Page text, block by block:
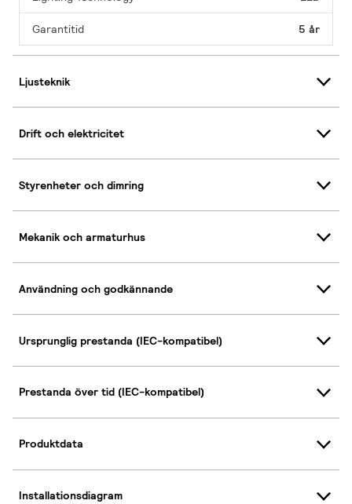
Garantitid 5 år
Ljusteknik
Drift och elektricitet
Styrenheter och dimring
Mekanik och armaturhus
Användning och godkännande
Ursprunglig prestanda (IEC-kompatibel)
Prestanda över tid (IEC-kompatibel)
Produktdata
Installationsdiagram